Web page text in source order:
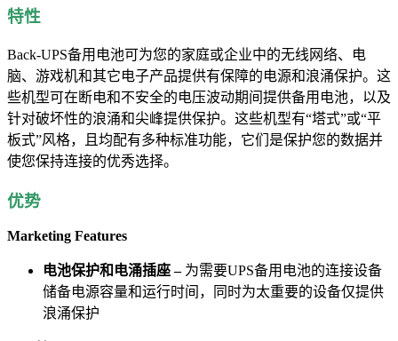
特性
Back-UPS备用电池可为您的家庭或企业中的无线网络、电
脑、游戏机和其它电子产品提供有保障的电源和浪涌保护。这
些机型可在断电和不安全的电压波动期间提供备用电池，以及
针对破坏性的浪涌和尖峰提供保护。这些机型有“塔式”或“平
板式”风格，且均配有多种标准功能，它们是保护您的数据并
使您保持连接的优秀选择。
优势
Marketing Features
电池保护和电涌插座 – 为需要UPS备用电池的连接设备
储备电源容量和运行时间，同时为太重要的设备仅提供
浪涌保护